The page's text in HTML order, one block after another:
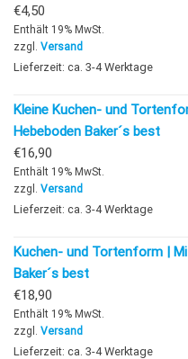
€4,50
Enthält 19% MwSt.
zzgl. Versand
Lieferzeit: ca. 3-4 Werktage
Kleine Kuchen- und
Hebeboden Baker´s best
€16,90
Enthält 19% MwSt.
zzgl. Versand
Lieferzeit: ca. 3-4 Werktage
Kuchen- und Tortenform |
Baker´s best
€18,90
Enthält 19% MwSt.
zzgl. Versand
Lieferzeit: ca. 3-4 Werktage